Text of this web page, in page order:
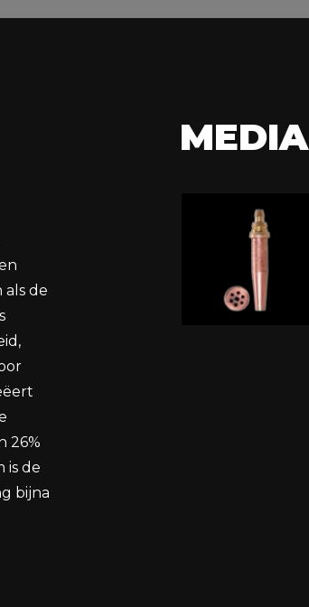
de
26%
is de
bijna
MEDIA